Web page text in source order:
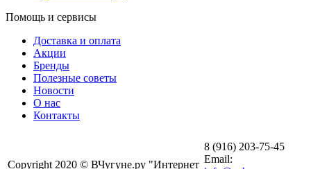
Помощь и сервисы
Доставка и оплата
Акции
Бренды
Полезные советы
Новости
О нас
Контакты
Copyright 2020 © ВЧугуне.ру "Интернет
8 (916) 203-75-45
Email: